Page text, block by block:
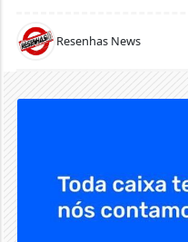
Resenhas News